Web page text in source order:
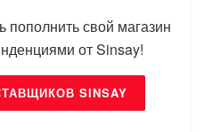
пополнить свой магазин
от Sinsay!
SINSAY